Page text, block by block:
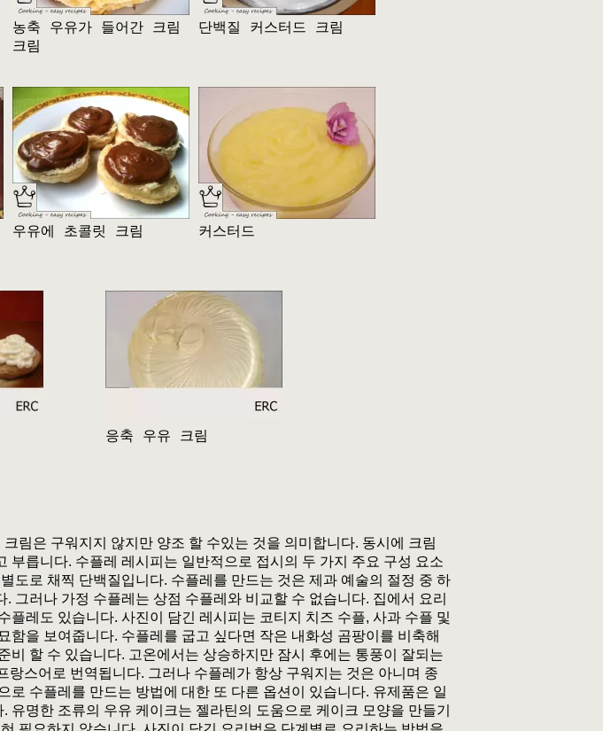
농축 우유가 들어간 크림
크림
단백질 커스터드 크림
우유에 초콜릿 크림 커스터드
응축 우유 크림
림은 구워지지 않지만 양조 할 수있는 것을 의미합니다. 동시에 크림
릅니다. 수플레 레시피는 일반적으로 접시의 두 가지 주요 구성 요소
도로 채찍 단백질입니다. 수플레를 만드는 것은 제과 예술의 절정 중 하
그러나 가정 수플레는 상점 수플레와 비교할 수 없습니다. 집에서 요리
레도 있습니다. 사진이 담긴 레시피는 코티지 치즈 수플, 사과 수플 및
을 보여줍니다. 수플레를 굽고 싶다면 작은 내화성 곰팡이를 비축해
할 수 있습니다. 고온에서는 상승하지만 잠시 후에는 통풍이 잘되는
스어로 번역됩니다. 그러나 수플레가 항상 구워지는 것은 아니며 종
수플레를 만드는 방법에 대한 또 다른 옵션이 있습니다. 유제품은 일
명한 조류의 우유 케이크는 젤라틴의 도움으로 케이크 모양을 만들기